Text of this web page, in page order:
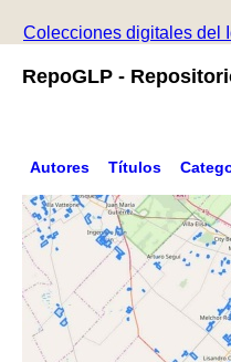
Colecciones digitales del
RepoGLP -
Autores Títulos